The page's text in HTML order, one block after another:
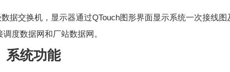
据交换机，显示器通过QTouch图形界面显示系统一次接线图
度数据网和厂站数据网。
系统功能